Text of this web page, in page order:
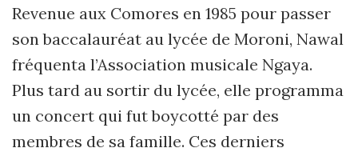
Revenue aux Comores en 1985 pour passer
son baccalauréat au lycée de Moroni, Nawal
fréquenta l’Association musicale Ngaya.
Plus tard au sortir du lycée, elle programma
un concert qui fut boycotté par des
membres de sa famille. Ces derniers